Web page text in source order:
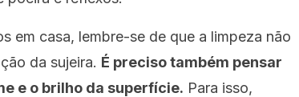
em casa, lembre-se de que a limpeza não
da sujeira. É preciso também pensar
e o brilho da superfície. Para isso,